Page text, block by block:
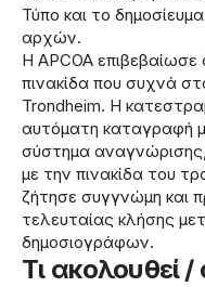
Τύπο και το
αρχών.
Η APCOA
πινακίδα που συχνά
Trondheim. Η
αυτόματη καταγραφή
σύστημα
με την πινακίδα του
ζήτησε συγγνώμη και
τελευταίας κλήσης
δημοσιογράφων.
Τι ακολουθεί